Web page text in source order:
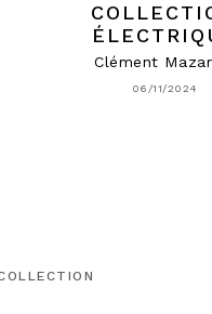
Clément
06/11/2024